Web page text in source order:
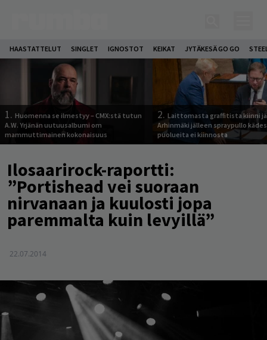
HAASTATTELUT SINGLET IGNOSTOT KEIKAT JYTÄKESÄ GO GO
1. Huomenna se ilmestyy – CMX:stä tutun
A.W. Yrjänän uutuusalbumi om
mammuttimainen kokonaisuus
2. Laittomasta graffitista kiinni
Arhinmäki jälleen spraypullo
puolueita ei kiinnosta
Ilosaarirock-raportti:
”Portishead vei suoraan
nirvanaan ja kuulosti jopa
paremmalta kuin levyillä”
22.07.2014